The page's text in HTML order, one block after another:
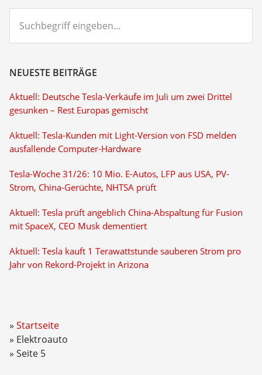
eingeben...
NEUESTE BEITRÄGE
Aktuell: Deutsche Tesla-Verkäufe im Juli um zwei Drittel
gesunken – Rest Europas gemischt
Aktuell: Tesla-Kunden mit Light-Version von FSD melden
ausfallende Computer-Hardware
Tesla-Woche 31/26: 10 Mio. E-Autos, LFP aus USA, PV-
Strom, China-Gerüchte, NHTSA prüft
Aktuell: Tesla prüft angeblich China-Abspaltung für Fusion
mit SpaceX, CEO Musk dementiert
Aktuell: Tesla kauft 1 Terawattstunde sauberen Strom pro
Jahr von Rekord-Projekt in Arizona
Startseite
Elektroauto
Seite 5